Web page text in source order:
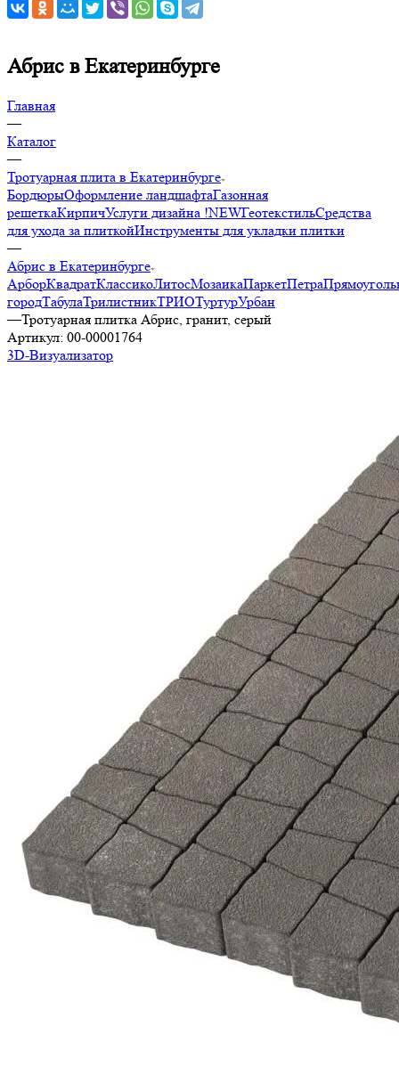
Абрис в Екатеринбурге
Главная
—
Каталог
—
Тротуарная плита в Екатеринбурге
БордюрыОформление ландшафтаГазонная
решеткаКирпичУслуги дизайна !NEWГеотекстильСредства
для ухода за плиткойИнструменты для укладки плитки
—
Абрис в Екатеринбурге
АрборКвадратКлассикоЛитосМозаикаПаркетПетра
городТабулаТрилистникТРИОТуртурУрбан
—Тротуарная плитка Абрис, гранит, серый
Артикул: 00-00001764
3D-Визуализатор